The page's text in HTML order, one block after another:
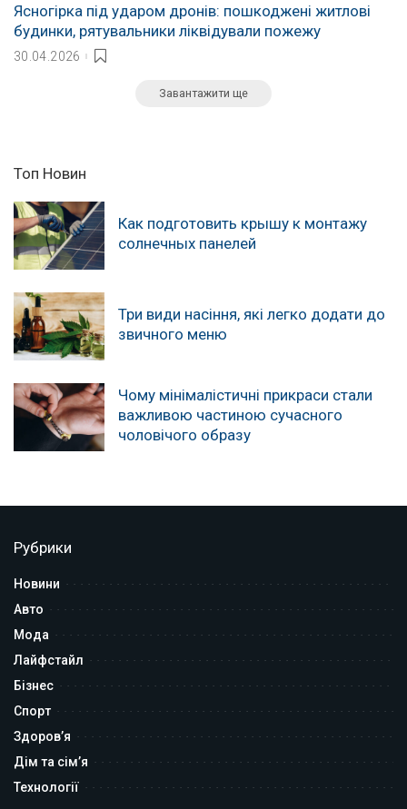
Ясногірка під ударом дронів: пошкоджені житлові
будинки, рятувальники ліквідували пожежу
30.04.2026
Завантажити ще
Топ Новин
Как подготовить крышу к монтажу
солнечных панелей
Три види насіння, які легко додати до
звичного меню
Чому мінімалістичні прикраси стали
важливою частиною сучасного
чоловічого образу
Рубрики
Новини
Авто
Мода
Лайфстайл
Бізнес
Спорт
Здоров’я
Дім та сім’я
Технології